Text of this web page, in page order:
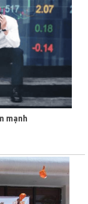
mạnh